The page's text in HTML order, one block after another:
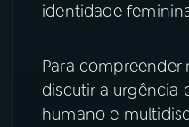
identidade
Para
discutir a urgência
humano e